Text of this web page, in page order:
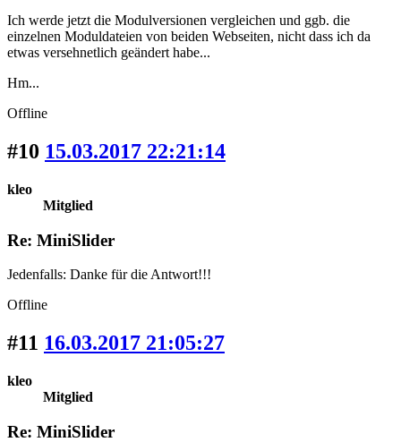
Ich werde jetzt die Modulversionen vergleichen und ggb. die
einzelnen Moduldateien von beiden Webseiten, nicht dass ich da
etwas versehnetlich geändert habe...
Hm...
Offline
#10 15.03.2017 22:21:14
kleo
Mitglied
Re: MiniSlider
Jedenfalls: Danke für die Antwort!!!
Offline
#11 16.03.2017 21:05:27
kleo
Mitglied
Re: MiniSlider